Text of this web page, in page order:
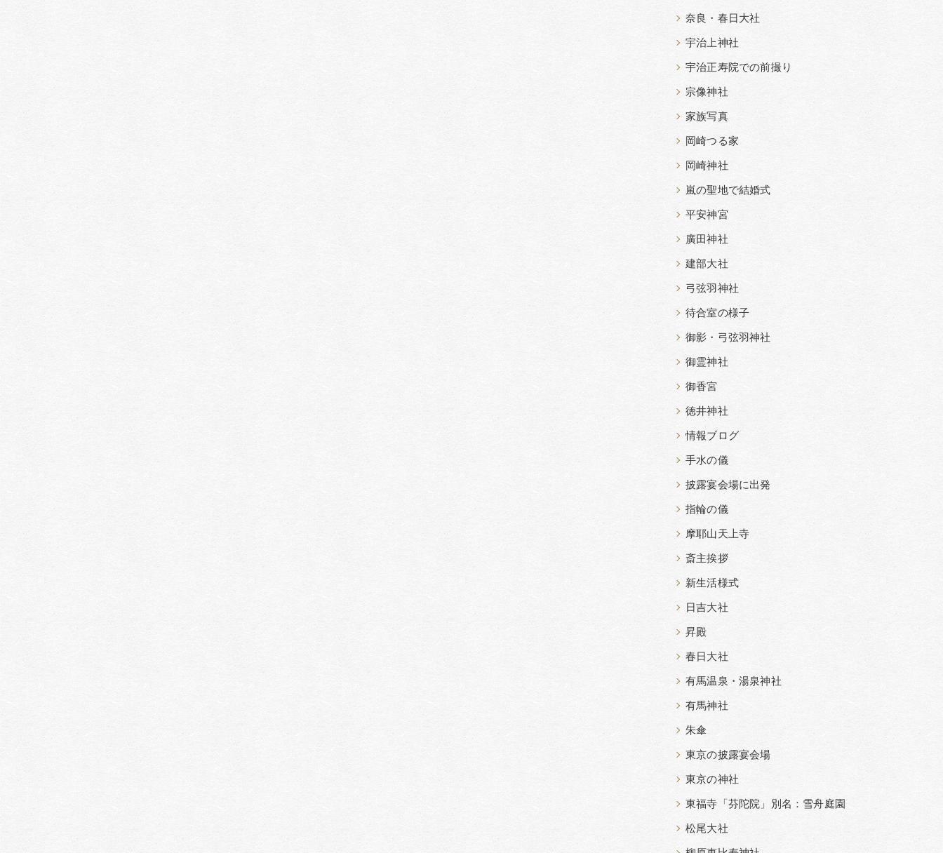
奈良・春日大社
宇治上神社
宇治正寿院での前撮り
宗像神社
家族写真
岡崎つる家
岡崎神社
嵐の聖地で結婚式
平安神宮
廣田神社
建部大社
弓弦羽神社
待合室の様子
御影・弓弦羽神社
御霊神社
御香宮
徳井神社
情報ブログ
手水の儀
披露宴会場に出発
指輪の儀
摩耶山天上寺
斎主挨拶
新生活様式
日吉大社
昇殿
春日大社
有馬温泉・湯泉神社
有馬神社
朱傘
東京の披露宴会場
東京の神社
東福寺「芬陀院」別名：雪舟庭園
松尾大社